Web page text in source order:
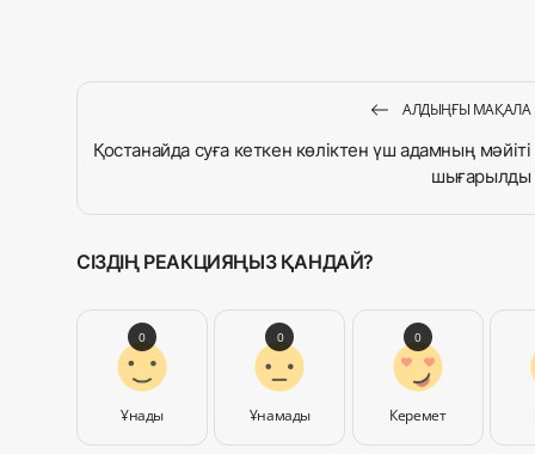
АЛДЫҢҒЫ МАҚАЛА
Қостанайда суға кеткен көліктен үш адамның мәйіті
шығарылды
СІЗДІҢ РЕАКЦИЯҢЫЗ ҚАНДАЙ?
Ұнады
0
Ұнамады
0
Керемет
0